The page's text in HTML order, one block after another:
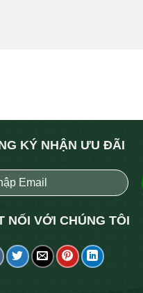
KÝ NHẬN ƯU ĐÃI
NỐI VỚI CHÚNG TÔI